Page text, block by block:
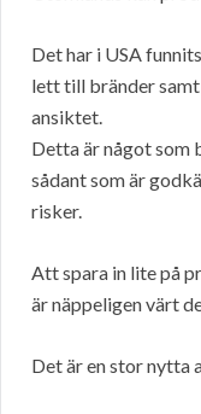
Det har i USA
lett till bränder
ansiktet.
Detta är något som
sådant som är
risker.
Att spara in lite på
är näppeligen värt
Det är en stor nytta